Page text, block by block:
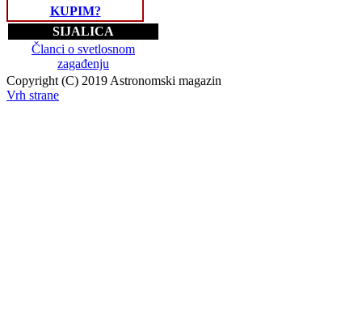
KUPIM?
SIJALICA
Članci o svetlosnom
zagađenju
Copyright (C) 2019 Astronomski magazin
Vrh strane